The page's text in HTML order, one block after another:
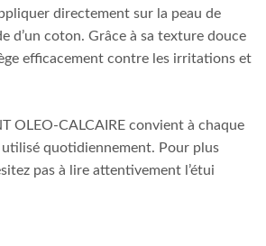
directement sur la peau de
d’un coton. Grâce à sa texture douce
efficacement contre les irritations et
OLEO-CALCAIRE convient à chaque
quotidiennement. Pour plus
pas à lire attentivement l’étui